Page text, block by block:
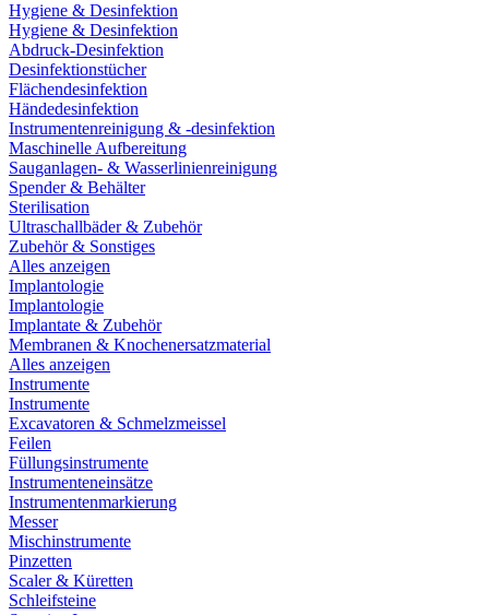
Hygiene & Desinfektion
Hygiene & Desinfektion
Abdruck-Desinfektion
Desinfektionstücher
Flächendesinfektion
Händedesinfektion
Instrumentenreinigung & -desinfektion
Maschinelle Aufbereitung
Sauganlagen- & Wasserlinienreinigung
Spender & Behälter
Sterilisation
Ultraschallbäder & Zubehör
Zubehör & Sonstiges
Alles anzeigen
Implantologie
Implantologie
Implantate & Zubehör
Membranen & Knochenersatzmaterial
Alles anzeigen
Instrumente
Instrumente
Excavatoren & Schmelzmeissel
Feilen
Füllungsinstrumente
Instrumenteneinsätze
Instrumentenmarkierung
Messer
Mischinstrumente
Pinzetten
Scaler & Küretten
Schleifsteine